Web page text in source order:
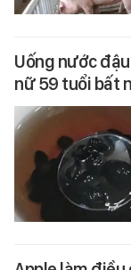
Uống nước
nữ 59 tuổi bất